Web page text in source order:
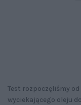
Test rozpoczęliśmy
wyciekającego oleju